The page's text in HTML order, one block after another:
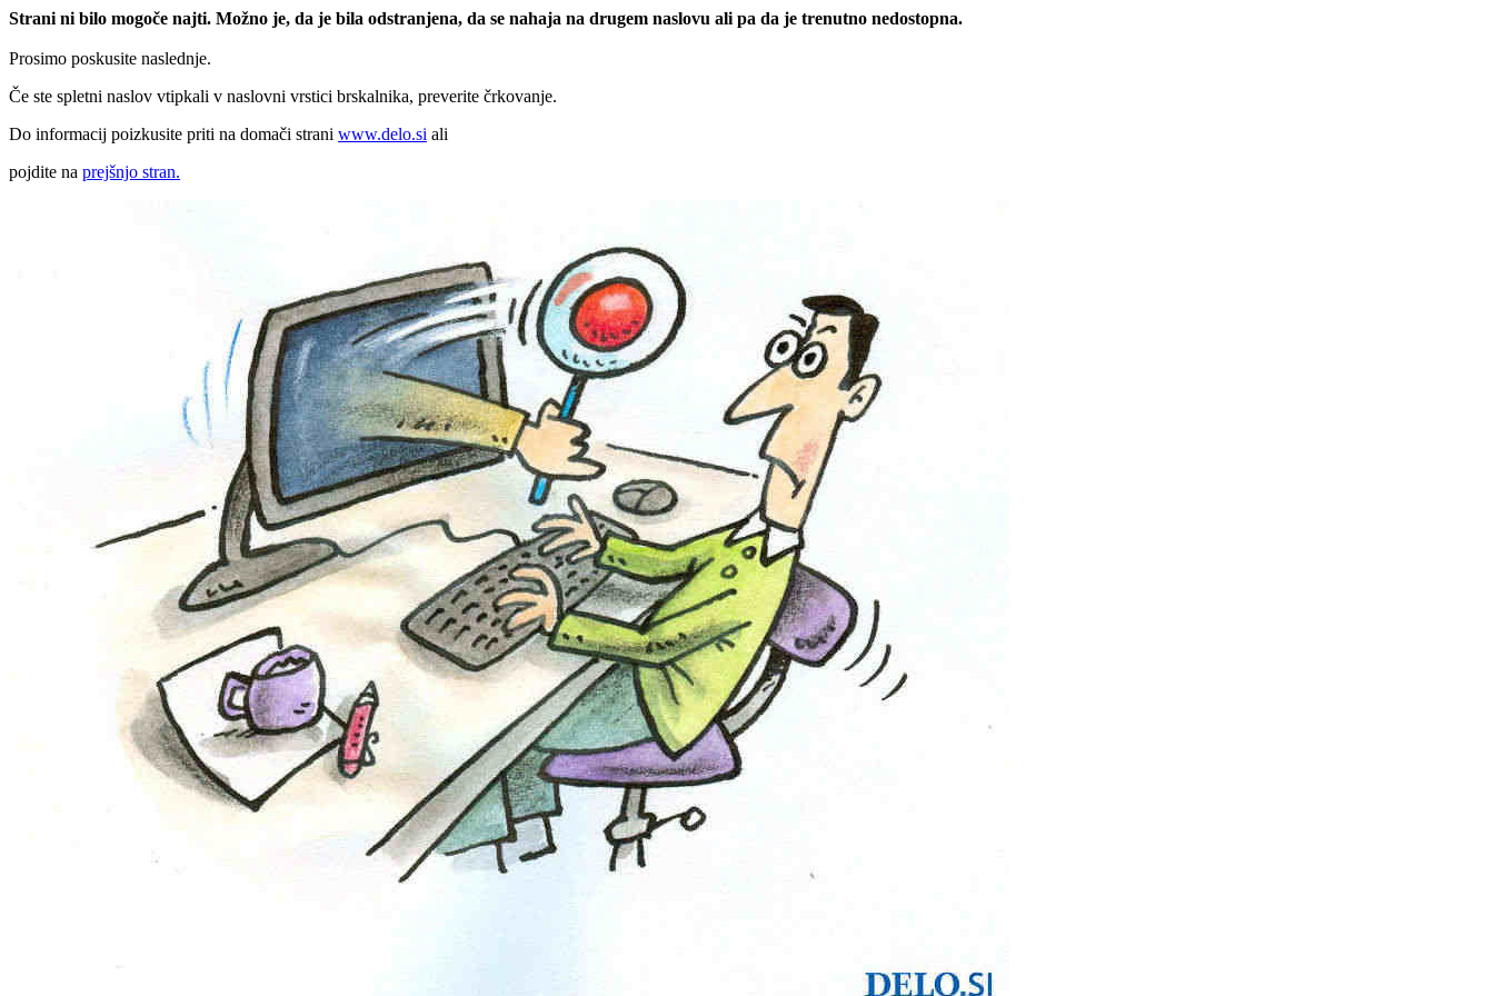
Strani ni bilo mogoče najti. Možno je, da je bila odstranjena, da se nahaja na drugem naslovu ali pa da je trenutno nedostopna.
Prosimo poskusite naslednje.
Če ste spletni naslov vtipkali v naslovni vrstici brskalnika, preverite črkovanje.
Do informacij poizkusite priti na domači strani www.delo.si ali
pojdite na prejšnjo stran.